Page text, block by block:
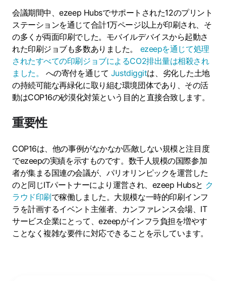
会議期間中、ezeep Hubsでサポートされた12のプリント
ステーションを通じて合計1万ページ以上が印刷され、そ
の多くが両面印刷でした。モバイルデバイスから起動さ
れた印刷ジョブも多数ありました。 ezeepを通じて処理
されたすべての印刷ジョブによるCO2排出量は相殺され
ました。
への寄付を通じて Justdiggitは、劣化した土地
の持続可能な再緑化に取り組む環境団体であり、その活
動はCOP16の砂漠化対策という目的と直接合致します。
重要性
COP16は、他の事例がなかなか匹敵しない規模と注目度
でezeepの実績を示すものです。数千人規模の国際参加
者が集まる国連の会議が、パリオリンピックを運営した
のと同じITパートナーにより運営され、ezeep Hubsと ク
ラウド印刷で稼働しました。大規模な一時的印刷インフ
ラを計画するイベント主催者、カンファレンス会場、IT
サービス企業にとって、ezeepがインフラ負担を増やす
ことなく複雑な要件に対応できることを示しています。